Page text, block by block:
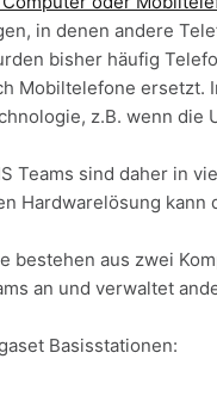
in denen andere
bisher häufig
Mobiltelefone ersetzt.
z.B. wenn
Teams sind daher in
Hardwarelösung
bestehen aus zwei
an und verwaltet
Basisstationen: